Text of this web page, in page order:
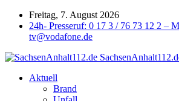
Freitag, 7. August 2026
24h- Presseruf: 0 17 3 / 76 73 12 2 –
tv@vodafone.de
Aktuell
Brand